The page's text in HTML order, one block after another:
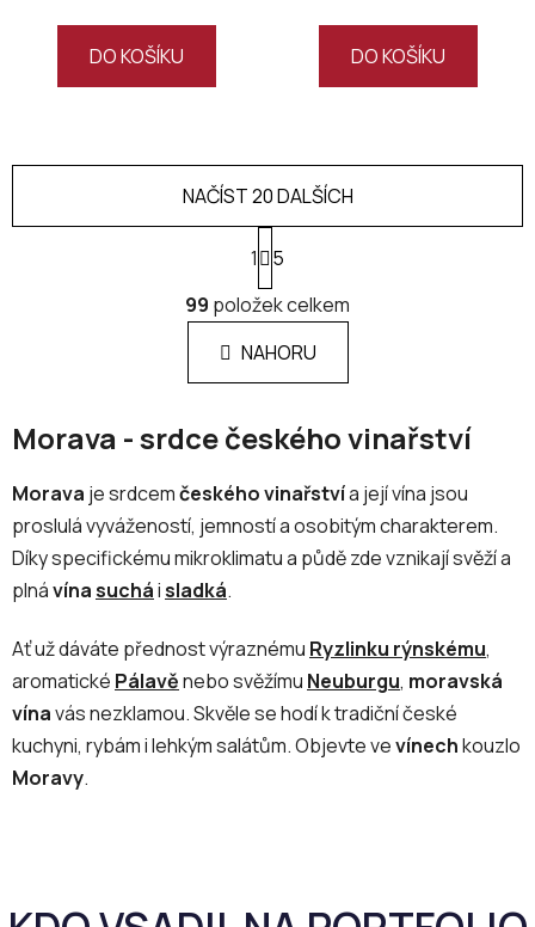
DO KOŠÍKU DO KOŠÍKU
O
v
l
á
d
c
p
r
v
k
ý
p
i
s
u
NAČÍST 20 DALŠÍCH
S
t
r
á
n
k
n
1
5
99 položek celkem
NAHORU
Morava - srdce českého vinařství
Morava je srdcemčeského vinařstvía její vína jsou
proslulá vyvážeností, jemností a osobitým charakterem.
Díky specifickému mikroklimatu a půdě zde vznikají svěží a
plnávínasucháisladká.
Ať už dáváte přednost výraznému Ryzlinku rýnskému,
aromatické Pálavěnebo svěžímu Neuburgu, moravská
vínavás nezklamou. Skvěle se hodí k tradiční české
kuchyni, rybám i lehkým salátům. Objevte vevínechkouzlo
Moravy.